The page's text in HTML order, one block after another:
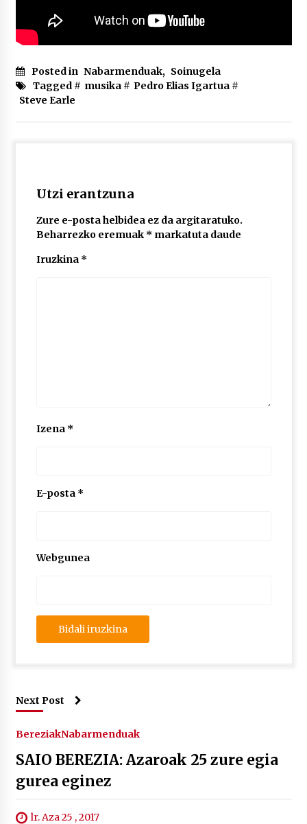
Posted in Nabarmenduak, Soinugela
Tagged # musika# Pedro Elias Igartua#
Steve Earle
Utzi erantzuna
Zure e-posta helbidea ez da argitaratuko.
Beharrezko eremuak * markatuta daude
Iruzkina *
Izena *
E-posta *
Webgunea
Next Post
BereziakNabarmenduak
SAIO BEREZIA: Azaroak 25 zure egia
gurea eginez
lr. Aza 25 , 2017